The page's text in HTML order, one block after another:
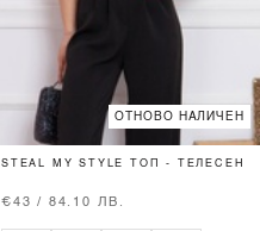
ОТНОВО НАЛИЧЕН
STEAL MY STYLE ТОП - ТЕЛЕСЕН
€43 / 84.10 ЛВ.